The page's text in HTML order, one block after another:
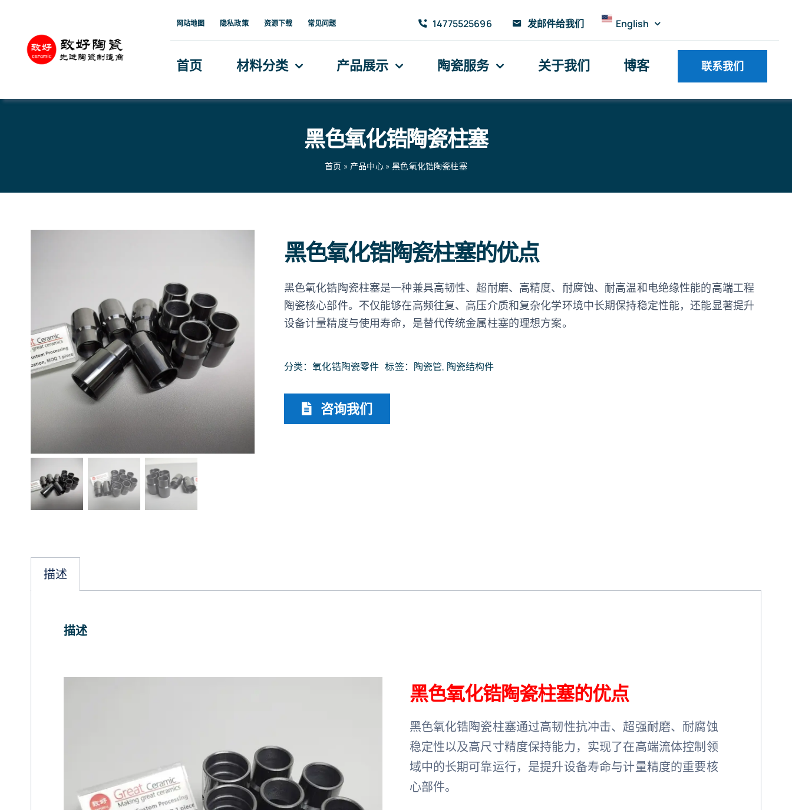
网站地图 隐私政策 资源下载 常见问题 14775525696 发邮件给我们 English
首页 材料分类 产品展示 陶瓷服务 关于我们 博客 联系我们
黑色氧化锆陶瓷柱塞
首页 » 产品中心»黑色氧化锆陶瓷柱塞
黑色氧化锆陶瓷柱塞的优点
黑色氧化锆陶瓷柱塞是一种兼具高韧性、超耐磨、高精度、耐腐蚀、耐高温和电绝缘性能的高端工程
陶瓷核心部件。不仅能够在高频往复、高压介质和复杂化学环境中长期保持稳定性能，还能显著提升
设备计量精度与使用寿命，是替代传统金属柱塞的理想方案。
分类：氧化锆陶瓷零件 标签： 陶瓷管, 陶瓷结构件
咨询我们
描述
描述
黑色氧化锆陶瓷柱塞的优点
黑色氧化锆陶瓷柱塞通过高韧性抗冲击、超强耐磨、耐腐蚀
稳定性以及高尺寸精度保持能力，实现了在高端流体控制领
域中的长期可靠运行，是提升设备寿命与计量精度的重要核
心部件。